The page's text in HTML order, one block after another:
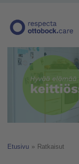
Etusivu » Ratkaisut